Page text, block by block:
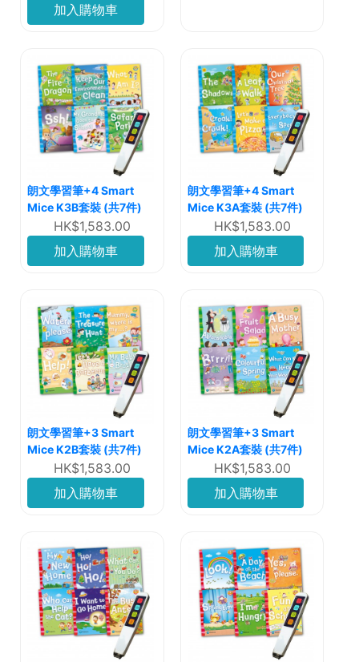
加入購物車
朗文學習筆+4 Smart
Mice K3B套裝 (共7件)
HK$1,583.00
加入購物車
朗文學習筆+4 Smart
Mice K3A套裝 (共7件)
HK$1,583.00
加入購物車
朗文學習筆+3 Smart
Mice K2B套裝 (共7件)
HK$1,583.00
加入購物車
朗文學習筆+3 Smart
Mice K2A套裝 (共7件)
HK$1,583.00
加入購物車